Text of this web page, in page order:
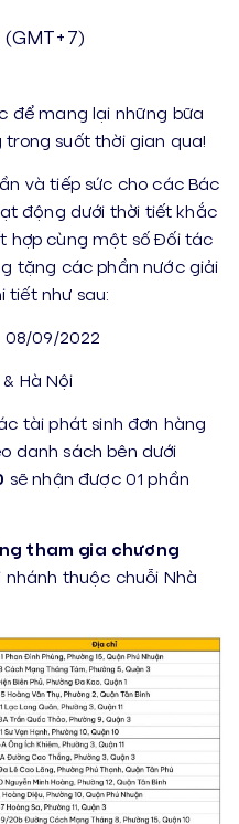
để mang lại những bữa
suốt thời gian qua!
và tiếp sức cho các Bác
động dưới thời tiết khắc
hợp cùng một số Đối tác
tặng các phần nước giải
tiết như sau:
08/09/2022
& Hà Nội
tài phát sinh đơn hàng
danh sách bên dưới
sẽ nhận được 01 phần
tham gia chương
thuộc chuỗi Nhà